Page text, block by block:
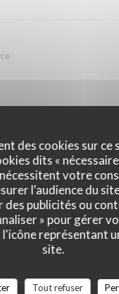
des cookies sur
dits «
votre
l'audience du
publicités ou
» pour gérer
représentant
site.
Tout refuser
frites + 1 boule de
de salade verte.